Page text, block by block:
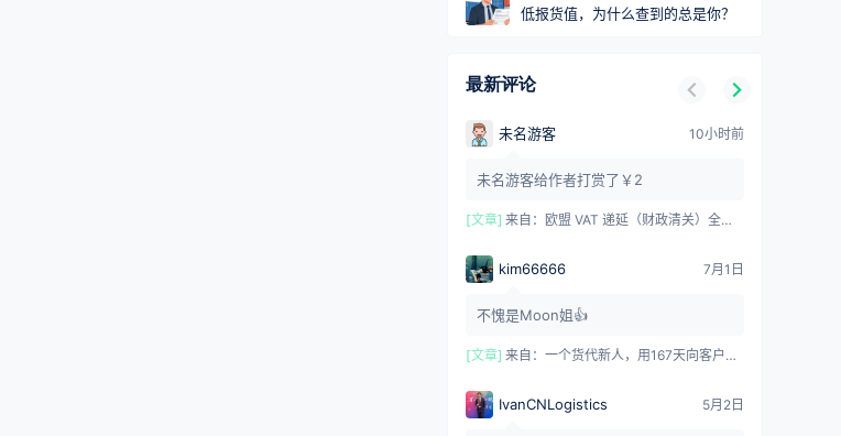
低报货值，为什么查到的总是你？
最新评论
未名游客 10小时前
未名游客给作者打赏了￥2
[文章] 来自： 欧盟 VAT 递延（财政清关）全攻略：概念、优势与合规要点
kim66666 7月1日
不愧是Moon姐👍
[文章] 来自： 一个货代新人，用167天向客户交付价值
IvanCNLogistics 5月2日